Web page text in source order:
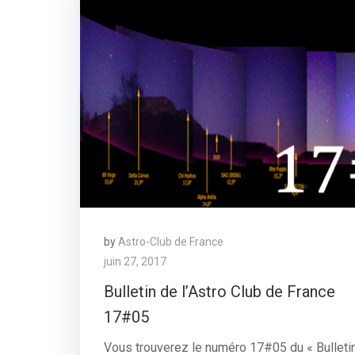
by Astro-Club de France
juin 27, 2017
Bulletin de l’Astro Club de France
17#05
Vous trouverez le numéro 17#05 du «